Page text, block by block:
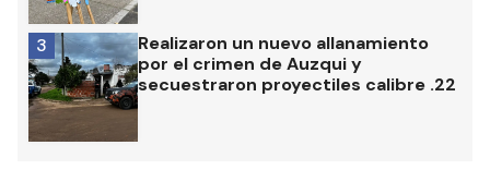
Realizaron un nuevo allanamiento
por el crimen de Auzqui y
secuestraron proyectiles calibre .22
3